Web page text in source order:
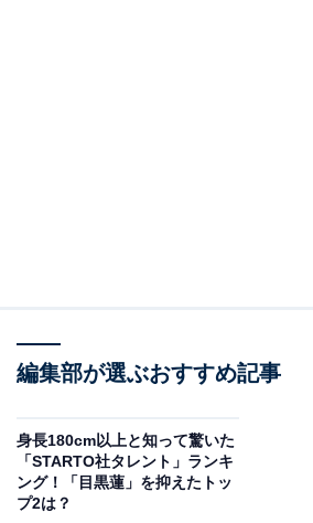
1993年生まれの竹内さんは、2013
誌『mina』（主婦の友社）の男性モ
編集部が選ぶおすすめ記事
身長180cm以上と知って驚いた
「STARTO社タレント」ランキ
ング！「目黒蓮」を抑えたトッ
プ2は？